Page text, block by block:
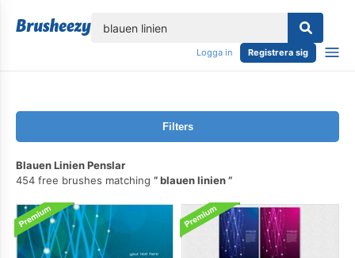
Logga in Registrera sig
Filters
Blauen Linien Penslar
454 free brushes matching
blauen linien